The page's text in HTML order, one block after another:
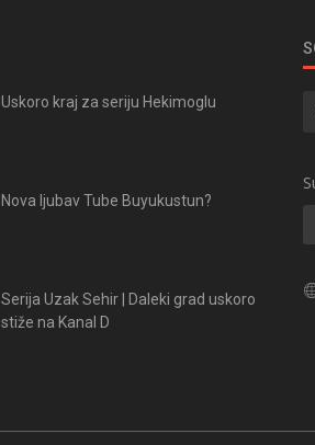
Uskoro kraj za seriju Hekimoglu
Nova ljubav Tube Buyukustun?
Serija Uzak Sehir | Daleki grad uskoro
stiže na Kanal D